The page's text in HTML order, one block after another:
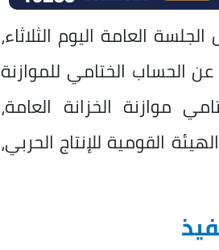
العامة اليوم الثلاثاء،
الحساب الختامي للموازنة
2024/ 2025، وحساب ختامي موازنة الخزانة العامة،
القومية للإنتاج الحربي،